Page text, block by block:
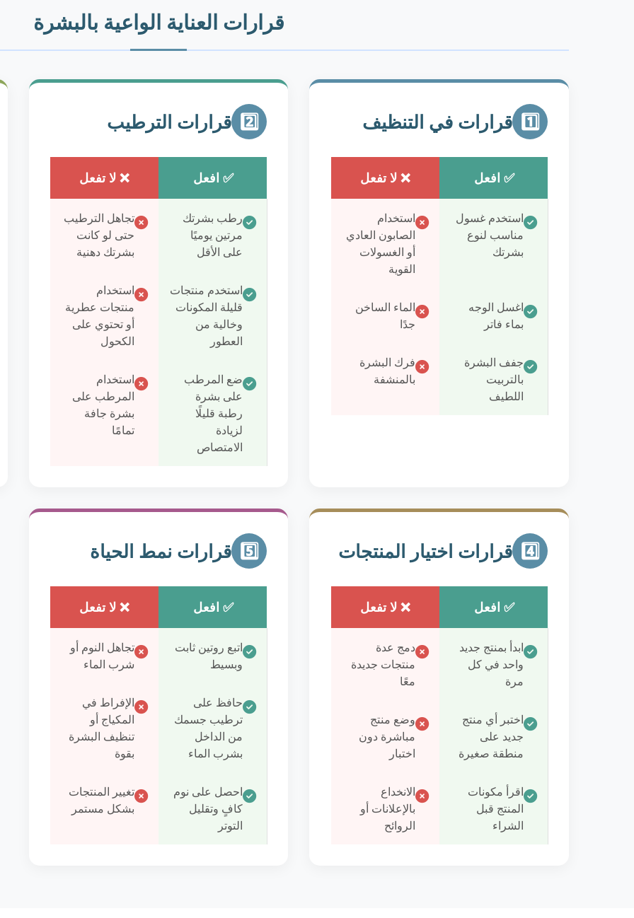
قرارات العناية الواعية بالبشرة
1️⃣ قرارات في التنظيف
✅ افعل ❌ لا تفعل
استخدم غسول
مناسب لنوع
بشرتك
استخدام
الصابون العادي
أو الغسولات
القوية
اغسل الوجه
بماء فاتر
الماء الساخن
جدًا
جفف البشرة
بالتربيت
اللطيف
فرك البشرة
بالمنشفة
2️⃣ قرارات الترطيب
✅ افعل ❌ لا تفعل
رطب بشرتك
مرتين يوميًا
على الأقل
تجاهل الترطيب
حتى لو كانت
بشرتك دهنية
استخدم منتجات
قليلة المكونات
وخالية من
العطور
استخدام
منتجات عطرية
أو تحتوي على
الكحول
ضع المرطب
على بشرة
رطبة قليلًا
لزيادة
الامتصاص
استخدام
المرطب على
بشرة جافة
تمامًا
4️⃣ قرارات اختيار المنتجات
✅ افعل ❌ لا تفعل
ابدأ بمنتج جديد
واحد في كل
مرة
دمج عدة
منتجات جديدة
معًا
اختبر أي منتج
جديد على
منطقة صغيرة
وضع منتج
مباشرة دون
اختبار
اقرأ مكونات
المنتج قبل
الشراء
الانخداع
بالإعلانات أو
الروائح
5️⃣ قرارات نمط الحياة
✅ افعل ❌ لا تفعل
اتبع روتين ثابت
وبسيط
تجاهل النوم أو
شرب الماء
حافظ على
ترطيب جسمك
من الداخل
بشرب الماء
الإفراط في
المكياج أو
تنظيف البشرة
بقوة
احصل على نوم
كافٍ وتقليل
التوتر
تغيير المنتجات
بشكل مستمر